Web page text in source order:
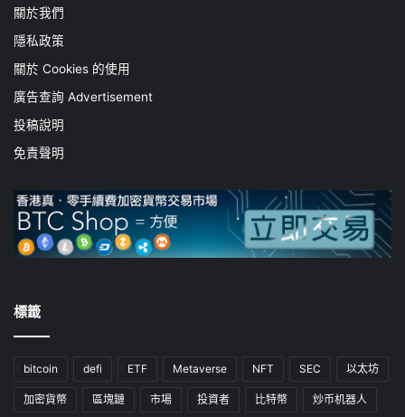
關於我們
隱私政策
關於 Cookies 的使用
廣告查詢 Advertisement
投稿說明
免責聲明
標籤
bitcoin defi ETF Metaverse NFT SEC 以太坊
加密貨幣 區塊鏈 市場 投資者 比特幣 炒币机器人